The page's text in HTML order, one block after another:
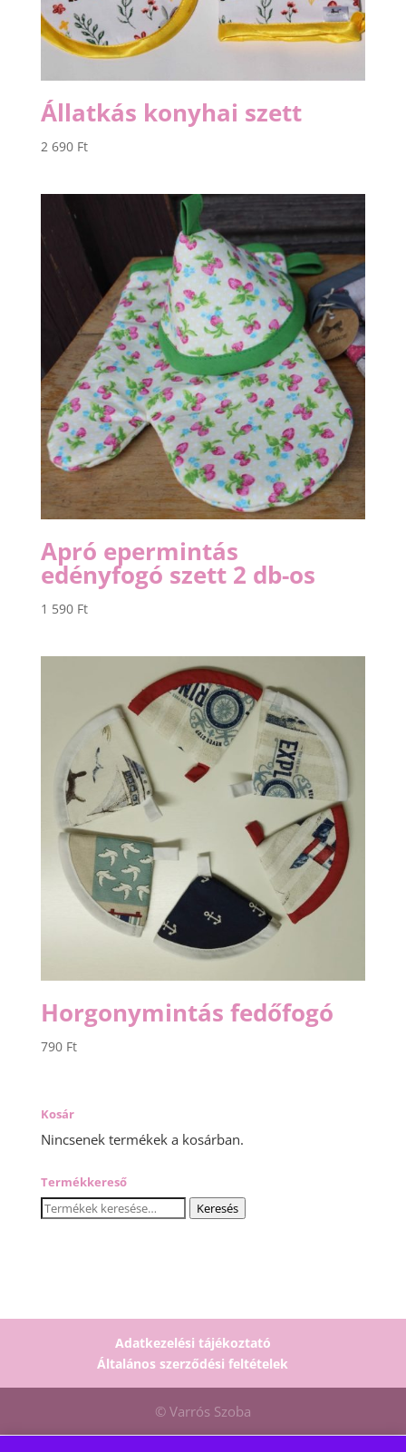
Állatkás konyhai szett
2 690 Ft
Apró epermintás
edényfogó szett 2 db-os
1 590 Ft
Horgonymintás fedőfogó
790 Ft
Kosár
Nincsenek termékek a kosárban.
Termékkereső
Keresés
Keresés
Adatkezelési tájékoztató
Általános szerződési feltételek
© Varrós Szoba